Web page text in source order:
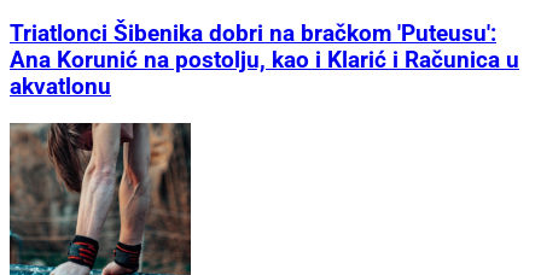
Triatlonci Šibenika dobri na bračkom 'Puteusu':
Ana Korunić na postolju, kao i Klarić i Računica u
akvatlonu